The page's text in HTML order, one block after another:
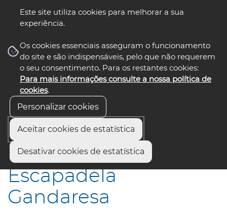
Este site utiliza cookies para melhorar a sua
experiência.
Os cookies essenciais asseguram o funcionamento
do site e são indispensáveis, pelo que não requerem
o seu consentimento. Para os restantes cookies:
Para mais informações consulte a nossa política de
cookies.
Personalizar cookies
Aceitar cookies de estatística
Desativar cookies de estatística
nos select language
Início Escapadela Gandaresa
Escapadela
Gandaresa